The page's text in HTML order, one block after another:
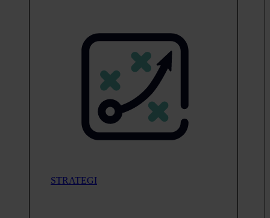
STRATEGI